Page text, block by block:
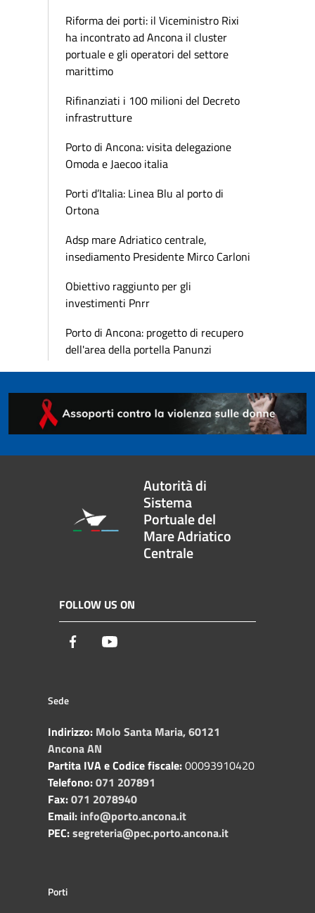
Riforma dei porti: il Viceministro Rixi
ha incontrato ad Ancona il cluster
portuale e gli operatori del settore
marittimo
Rifinanziati i 100 milioni del Decreto
infrastrutture
Porto di Ancona: visita delegazione
Omoda e Jaecoo italia
Porti d’Italia: Linea Blu al porto di
Ortona
Adsp mare Adriatico centrale,
insediamento Presidente Mirco Carloni
Obiettivo raggiunto per gli
investimenti Pnrr
Porto di Ancona: progetto di recupero
dell'area della portella Panunzi
Autorità di
Sistema
Portuale del
Mare Adriatico
Centrale
FOLLOW US ON
Facebook
Sede
Indirizzo: Molo Santa Maria, 60121
Ancona AN
Partita IVA e Codice fiscale:00093910420
Telefono:071 207891
Fax:071 2078940
Email: info@porto.ancona.it
PEC:segreteria@pec.porto.ancona.it
Porti